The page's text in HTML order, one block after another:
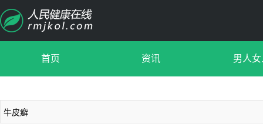
首页 资讯 男人女